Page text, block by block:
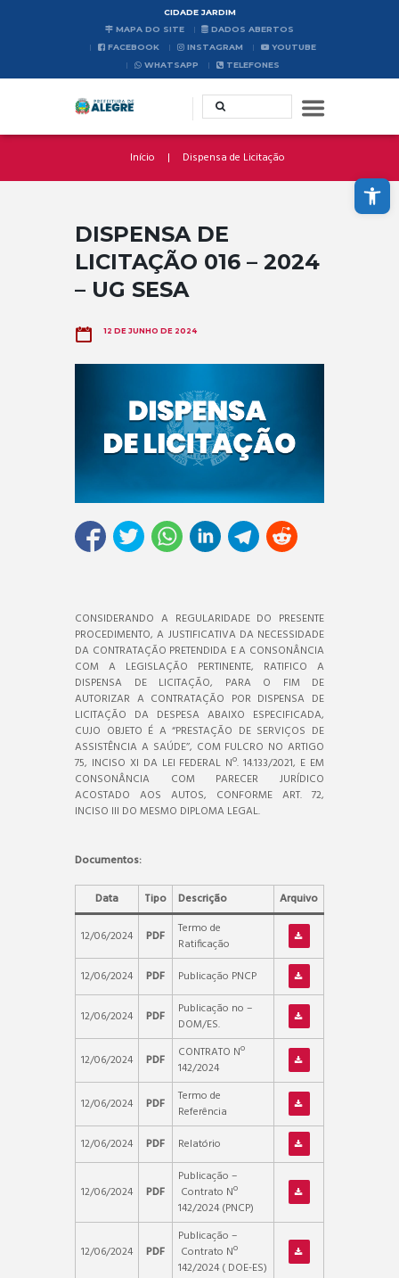
Abrir a barra de ferramentas
CIDADE JARDIM
MAPA DO SITE
DADOS ABERTOS
FACEBOOK
INSTAGRAM
YOUTUBE
WHATSAPP
TELEFONES
Início Dispensa de Licitação
DISPENSA DE
LICITAÇÃO 016 – 2024
– UG SESA
12 DE JUNHO DE 2024
CONSIDERANDO A REGULARIDADE DO PRESENTE
PROCEDIMENTO, A JUSTIFICATIVA DA NECESSIDADE
DA CONTRATAÇÃO PRETENDIDA E A CONSONÂNCIA
COM A LEGISLAÇÃO PERTINENTE, RATIFICO A
DISPENSA DE LICITAÇÃO, PARA O FIM DE
AUTORIZAR A CONTRATAÇÃO POR DISPENSA DE
LICITAÇÃO DA DESPESA ABAIXO ESPECIFICADA,
CUJO OBJETO É A “PRESTAÇÃO DE SERVIÇOS DE
ASSISTÊNCIA A SAÚDE’’, COM FULCRO NO ARTIGO
75, INCISO XI DA LEI FEDERAL Nº. 14.133/2021, E EM
CONSONÂNCIA COM PARECER JURÍDICO
ACOSTADO AOS AUTOS, CONFORME ART. 72,
INCISO III DO MESMO DIPLOMA LEGAL.
Documentos:
Data Tipo Descrição Arquivo
12/06/2024 PDF
Termo de
Ratificação
12/06/2024
PDF Publicação PNCP
12/06/2024 PDF
Publicação no –
DOM/ES.
12/06/2024
PDF
CONTRATO Nº
142/2024
12/06/2024
PDF
Termo de
Referência
12/06/2024
PDF Relatório
12/06/2024 PDF
Publicação –
Contrato Nº
142/2024 (PNCP)
12/06/2024 PDF
Publicação –
Contrato Nº
142/2024 ( DOE-ES)